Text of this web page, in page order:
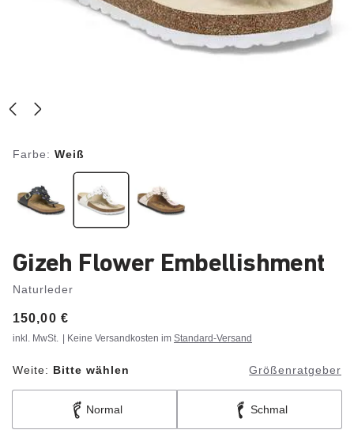
Farbe: Weiß
Gizeh Flower Embellishment
Naturleder
Price:
150,00 €
inkl. MwSt. | Keine Versandkosten im Standard-Versand
Weite: Bitte wählen Größenratgeber
Normal Schmal